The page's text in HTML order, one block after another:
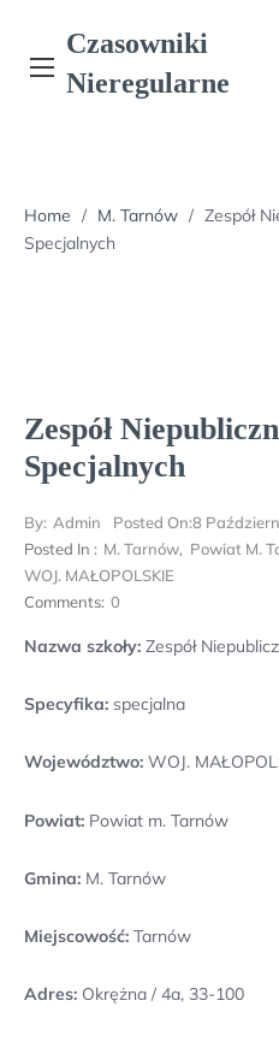
content
Czasowniki
Nieregularne
Home / M. Tarnów / Zespół
Specjalnych
Zespół
Specjalnych
By: Admin Posted On:8
Posted In : M. Tarnów, Powiat M.
WOJ. MAŁOPOLSKIE
Comments: 0
Nazwa szkoły: Zespół
Specyfika: specjalna
Województwo: WOJ.
Powiat: Powiat m. Tarnów
Gmina: M. Tarnów
Miejscowość: Tarnów
Adres: Okrężna / 4a, 33-100